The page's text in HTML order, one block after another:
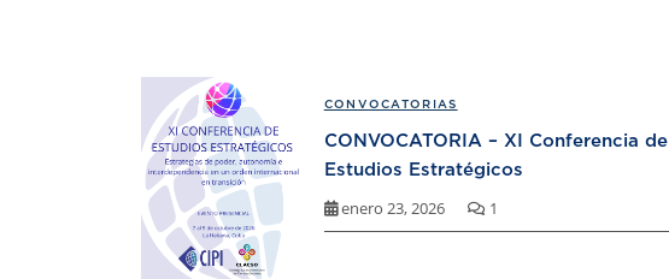
CONVOCATORIAS
CONVOCATORIA – XI Conferencia de
Estudios Estratégicos
enero 23, 2026 1